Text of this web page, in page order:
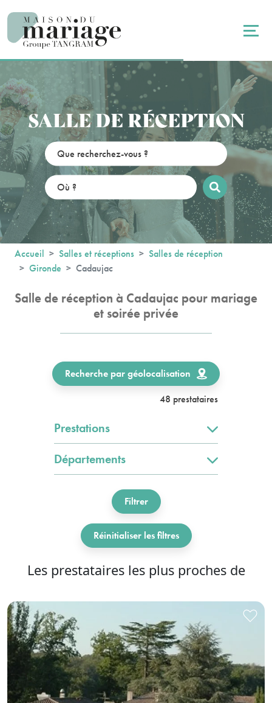
SALLE DE RÉCEPTION
Accueil Salles et réceptions
Salles de réception
Gironde
Cadaujac
Salle de réception à Cadaujac pour mariage
et soirée privée
Recherche par géolocalisation
48 prestataires
Prestations
Départements
Filtrer
Réinitialiser les filtres
Les prestataires les plus proches de